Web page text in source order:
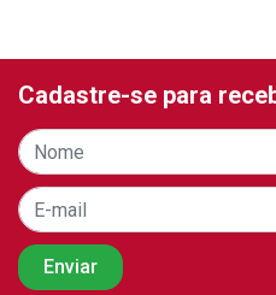
Cadastre-se para